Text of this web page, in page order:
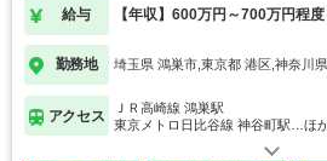
給与 【年収】600万円～700万円程度
勤務地 埼玉県 鴻巣市,東京都 港区,神奈川
アクセス
ＪＲ高崎線 鴻巣駅
東京メトロ日比谷線 神谷町駅…ほ